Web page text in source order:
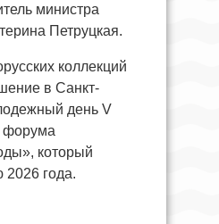
министра
Петруцкая.
коллекций
в Санкт-
день V
форума
который
2026 года.